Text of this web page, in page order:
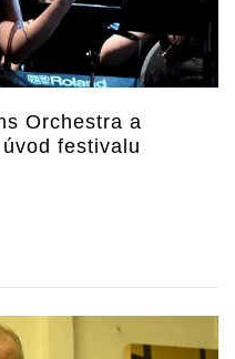
Orchestra a
festivalu